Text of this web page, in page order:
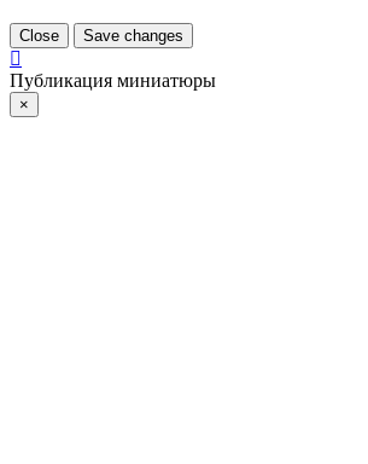
Close Save changes
Публикация миниатюры
×